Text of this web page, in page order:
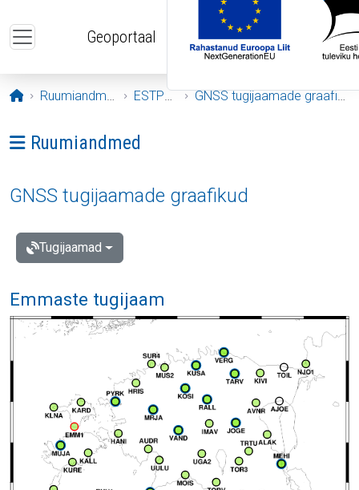
Geoportaal
Avaleht
Ruumiandmed ESTPOS GNSS tugijaamade graafikud
Ava menüü: Ruumiandmed
Ruumiandmed
GNSS tugijaamade graafikud
Tugijaamad
Emmaste tugijaam